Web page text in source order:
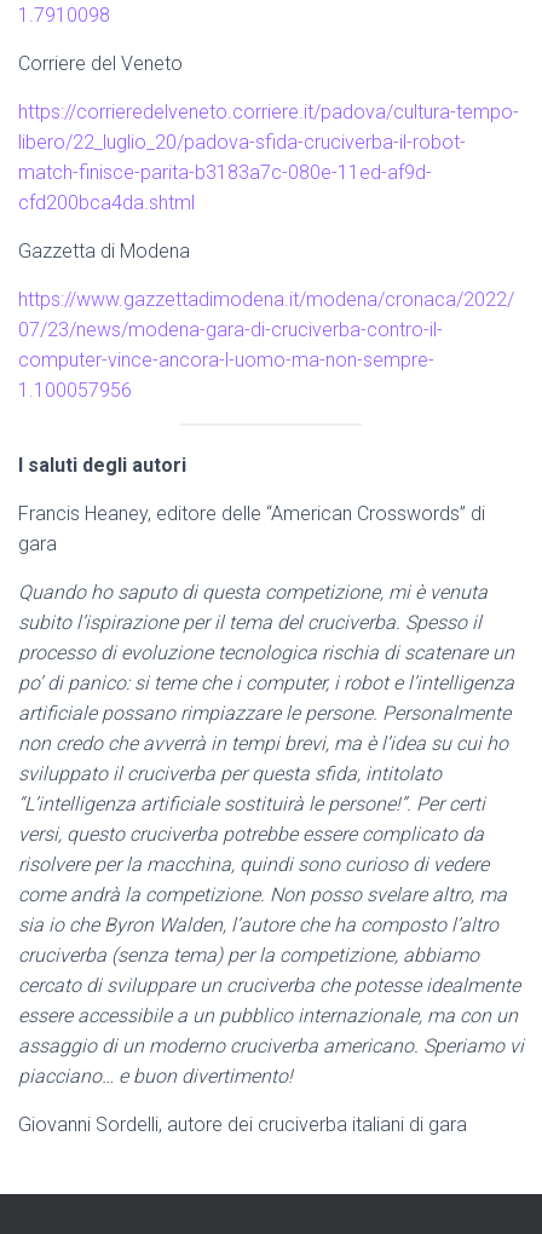
1.7910098
Corriere del Veneto
https://corrieredelveneto.corriere.it/padova/cultura-tempo-
libero/22_luglio_20/padova-sfida-cruciverba-il-robot-
match-finisce-parita-b3183a7c-080e-11ed-af9d-
cfd200bca4da.shtml
Gazzetta di Modena
https://www.gazzettadimodena.it/modena/cronaca/2022/
07/23/news/modena-gara-di-cruciverba-contro-il-
computer-vince-ancora-l-uomo-ma-non-sempre-
1.100057956
I saluti degli autori
Francis Heaney, editore delle “American Crosswords” di
gara
Quando ho saputo di questa competizione, mi è venuta
subito l’ispirazione per il tema del cruciverba. Spesso il
processo di evoluzione tecnologica rischia di scatenare un
po’ di panico: si teme che i computer, i robot e l’intelligenza
artificiale possano rimpiazzare le persone. Personalmente
non credo che avverrà in tempi brevi, ma è l’idea su cui ho
sviluppato il cruciverba per questa sfida, intitolato
“L’intelligenza artificiale sostituirà le persone!”. Per certi
versi, questo cruciverba potrebbe essere complicato da
risolvere per la macchina, quindi sono curioso di vedere
come andrà la competizione. Non posso svelare altro, ma
sia io che Byron Walden, l’autore che ha composto l’altro
cruciverba (senza tema) per la competizione, abbiamo
cercato di sviluppare un cruciverba che potesse idealmente
essere accessibile a un pubblico internazionale, ma con un
assaggio di un moderno cruciverba americano. Speriamo vi
piacciano… e buon divertimento!
Giovanni Sordelli, autore dei cruciverba italiani di gara